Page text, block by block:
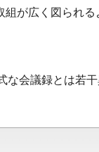
が広く図られる
会議録とは若干